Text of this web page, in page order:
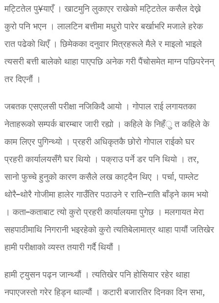
मट्टितेल पु¥याएँ । खाटमुनि लुकाएर राखेको मट्टितेल कसैल देख्ने
कुरो पनि भएन । लालटिन बत्तीमा मधुरो पारेर बर्खाभरि मजाले हरेक
रात पढेको थिएँ । छिमेकका दनुवार मित्रहरूले मैले र माइलो भाइले
त्यसरी बत्ती बालेको थाहा पाएपछि अनेक गरी पैंचोसमेत माग्न पछिपरेनन्
तर दिएनौं ।
जबतक एसएलसी परीक्षा नजिकिदै आयो । गोपाल राई लगायतका
नेताहरूको सम्पर्क बारम्बार जारी रह्यो । कहिले के निहँु त कहिले के
काम लिएर पुगिन्थ्यो । प्रहरी अधिकृतकै छोरो गोपाल राईको घर
प्रहरी कार्यालयसँगै घर थियो । पक्राउ पर्ने डर पनि थियो । तर,
सानो फुच्चे हुनुको कारण कसैले लख काट्दैन थिए । पर्चा, पाम्लेट
थोरै–थोरै गोजीमा हालेर गाउँतिर पठाउने र राति–राति बाँड्ने काम भयो
। कता–कताबाट त्यो कुरो प्रहरी कार्यालयमा पुगेछ । मलगायत मेरा
सहपाठीमाथि निगरानी भइरहेको कुरो त्यतिबेलामात्र थाहा पायौं जतिखेर
हामी परीक्षाको व्यस्त तयारी गर्दै थियौं ।
हामी ट्युसन पढ्न जान्थ्यौं । त्यतिखेर पनि होसियार रहेर थाहा
नपाएजस्तो गरेर हिड्न थाल्यौं । कटारी बजारतिर दिनका दिन सभा,